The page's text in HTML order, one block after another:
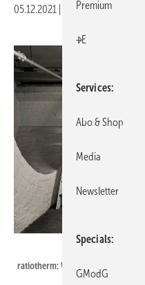
05.12.2021 Veröffentlicht in
ratiotherm: WP Max-S CF12.
Premium
+E
Services
Abo & Shop
Media
Newsletter
Specials
GModG